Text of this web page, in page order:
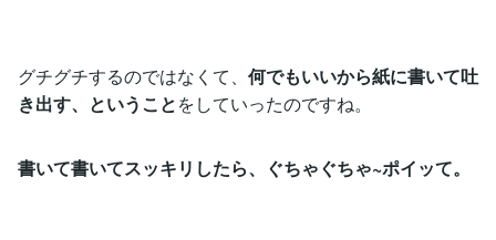
グチグチするのではなくて、 何でもいいから紙に書いて吐
き出す、ということをしていったのですね。
書いて書いてスッキリしたら、ぐちゃぐちゃ~ポイッて。